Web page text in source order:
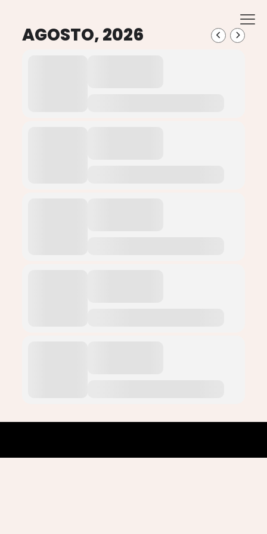
AGOSTO, 2026